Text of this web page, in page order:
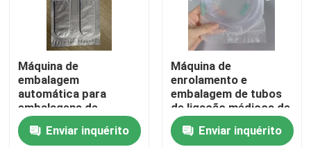
Máquina de
embalagem
automática para
embalagens de
alumínio-plástico
Enviar inquérito
Máquina de
enrolamento e
embalagem de tubos
de ligação médicos de
alta velocidade
Máquina de sucção de
Enviar inquérito